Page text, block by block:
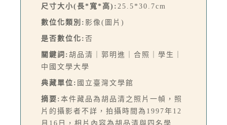
尺寸大小(長*寬*高): 25.5*30.7cm
數位化類別: 影像(圖片)
是否數位化: 否
關鍵詞: 胡品清｜郭明進｜合照｜學生｜
中國文學大學
典藏單位: 國立臺灣文學館
摘要: 本件藏品為胡品清之照片一幀，照
片的攝影者不詳，拍攝時間為1997年12
月16日，相片內容為胡品清與四名學